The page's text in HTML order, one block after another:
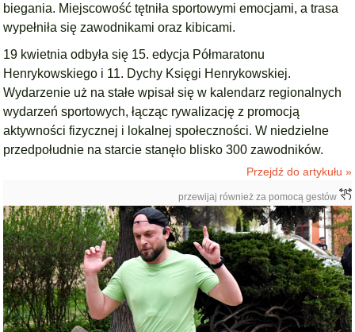
biegania. Miejscowość tętniła sportowymi emocjami, a trasa
wypełniła się zawodnikami oraz kibicami.
19 kwietnia odbyła się 15. edycja Półmaratonu
Henrykowskiego i 11. Dychy Księgi Henrykowskiej.
Wydarzenie uż na stałe wpisał się w kalendarz regionalnych
wydarzeń sportowych, łącząc rywalizację z promocją
aktywności fizycznej i lokalnej społeczności. W niedzielne
przedpołudnie na starcie stanęło blisko 300 zawodników.
Przejdź do artykułu »
przewijaj również za pomocą gestów